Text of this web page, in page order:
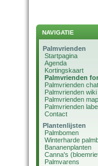
NAVIGATIE
Palmvrienden
Startpagina
Agenda
Kortingskaart
Palmvrienden
Palmvrienden chat
Palmvrienden wiki
Palmvrienden
Palmvrienden
Contact
Plantenlijsten
Palmbomen
Winterharde
Bananenplanten
Canna's
Palmvarens